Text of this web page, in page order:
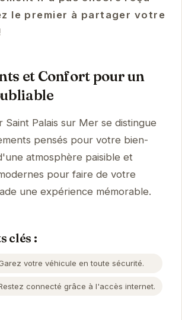
le premier à partager votre
et Confort pour un
Saint Palais sur Mer se distingue
pensés pour votre bien-
atmosphère paisible et
pour faire de votre
une expérience mémorable.
clés :
votre véhicule en toute sécurité.
connecté grâce à l'accès internet.